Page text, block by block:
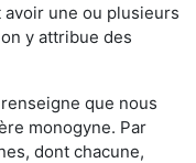
avoir une ou plusieurs
y attribue des
que nous
monogyne. Par
dont chacune,